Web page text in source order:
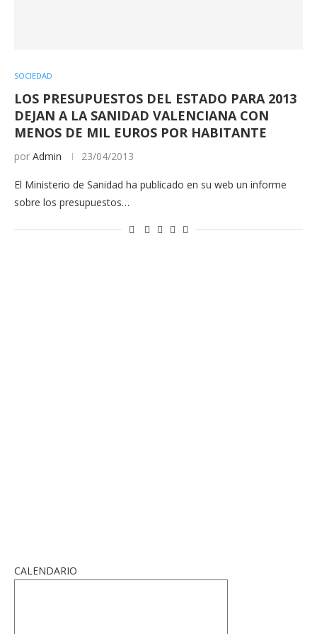
SOCIEDAD
LOS PRESUPUESTOS DEL ESTADO PARA 2013
DEJAN A LA SANIDAD VALENCIANA CON
MENOS DE MIL EUROS POR HABITANTE
por Admin 23/04/2013
El Ministerio de Sanidad ha publicado en su web un informe
sobre los presupuestos…
CALENDARIO